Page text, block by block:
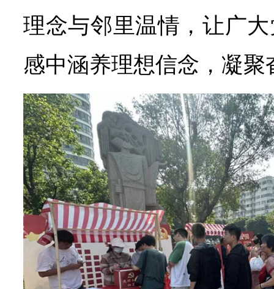
理念与邻里温情，让广
感中涵养理想信念，凝聚